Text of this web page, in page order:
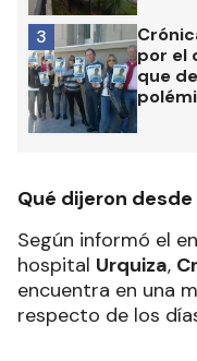
por el
que
3
Qué dijeron
Según informó el
hospital Urquiza,
encuentra en una
respecto de los